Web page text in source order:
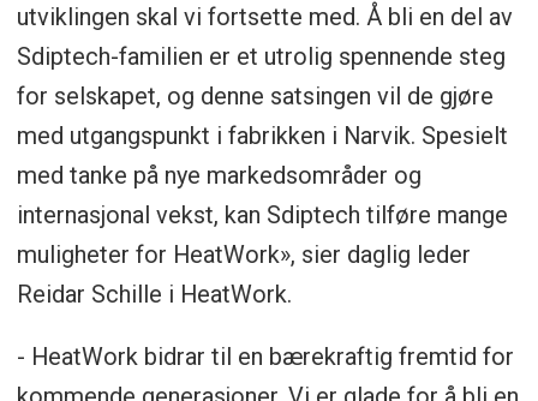
utviklingen skal vi fortsette med. Å bli en del av
Sdiptech-familien er et utrolig spennende steg
for selskapet, og denne satsingen vil de gjøre
med utgangspunkt i fabrikken i Narvik. Spesielt
med tanke på nye markedsområder og
internasjonal vekst, kan Sdiptech tilføre mange
muligheter for HeatWork», sier daglig leder
Reidar Schille i HeatWork.
- HeatWork bidrar til en bærekraftig fremtid for